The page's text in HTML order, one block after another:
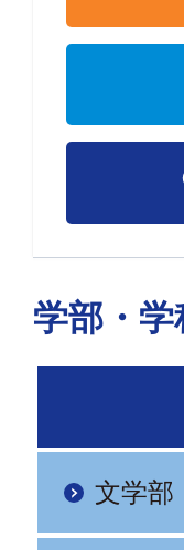
学部・
文学部